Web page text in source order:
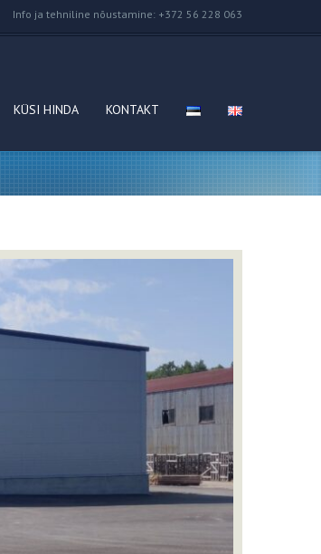
Info ja tehniline nõustamine: +372 56 228 063
KÜSI HINDA KONTAKT